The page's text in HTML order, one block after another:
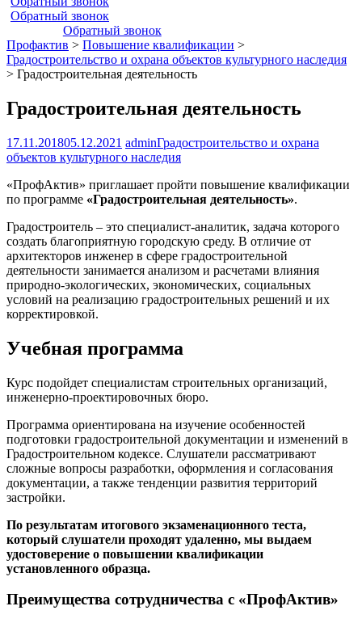
Обратный звонок
Обратный звонок
Профактив > Повышение квалификации >
Градостроительство и охрана объектов культурного наследия
> Градостроительная деятельность
Градостроительная деятельность
17.11.201805.12.2021 adminГрадостроительство и охрана
объектов культурного наследия
«ПрофАктив» приглашает пройти повышение квалификации
по программе «Градостроительная деятельность».
Градостроитель – это специалист-аналитик, задача которого
создать благоприятную городскую среду. В отличие от
архитекторов инженер в сфере градостроительной
деятельности занимается анализом и расчетами влияния
природно-экологических, экономических, социальных
условий на реализацию градостроительных решений и их
корректировкой.
Учебная программа
Курс подойдет специалистам строительных организаций,
инженерно-проектировочных бюро.
Программа ориентирована на изучение особенностей
подготовки градостроительной документации и изменений в
Градостроительном кодексе. Слушатели рассматривают
сложные вопросы разработки, оформления и согласования
документации, а также тенденции развития территорий
застройки.
По результатам итогового экзаменационного теста,
который слушатели проходят удаленно, мы выдаем
удостоверение о повышении квалификации
установленного образца.
Преимущества сотрудничества с «ПрофАктив»